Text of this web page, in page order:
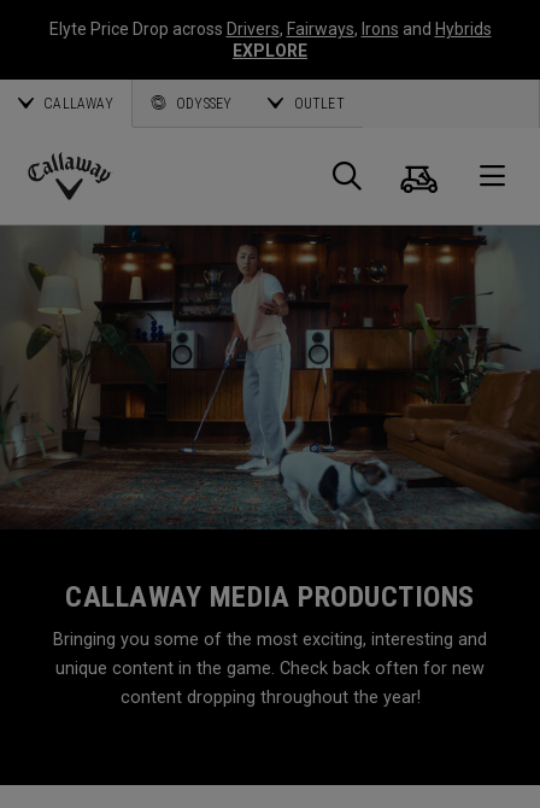
Elyte Price Drop across Drivers, Fairways, Irons and Hybrids
EXPLORE
CALLAWAY ODYSSEY OUTLET
Callaway
Panier
CALLAWAY MEDIA PRODUCTIONS
Bringing you some of the most exciting, interesting and
unique content in the game. Check back often for new
content dropping throughout the year!